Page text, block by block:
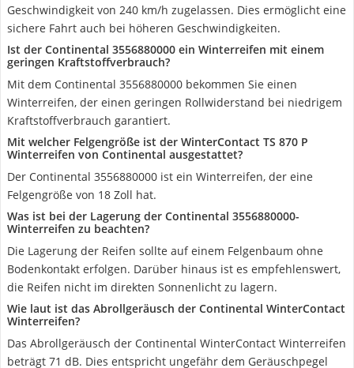
Geschwindigkeit von 240 km/h zugelassen. Dies ermöglicht eine
sichere Fahrt auch bei höheren Geschwindigkeiten.
Ist der Continental 3556880000 ein Winterreifen mit einem
geringen Kraftstoffverbrauch?
Mit dem Continental 3556880000 bekommen Sie einen
Winterreifen, der einen geringen Rollwiderstand bei niedrigem
Kraftstoffverbrauch garantiert.
Mit welcher Felgengröße ist der WinterContact TS 870 P
Winterreifen von Continental ausgestattet?
Der Continental 3556880000 ist ein Winterreifen, der eine
Felgengröße von 18 Zoll hat.
Was ist bei der Lagerung der Continental 3556880000-
Winterreifen zu beachten?
Die Lagerung der Reifen sollte auf einem Felgenbaum ohne
Bodenkontakt erfolgen. Darüber hinaus ist es empfehlenswert,
die Reifen nicht im direkten Sonnenlicht zu lagern.
Wie laut ist das Abrollgeräusch der Continental WinterContact
Winterreifen?
Das Abrollgeräusch der Continental WinterContact Winterreifen
beträgt 71 dB. Dies entspricht ungefähr dem Geräuschpegel